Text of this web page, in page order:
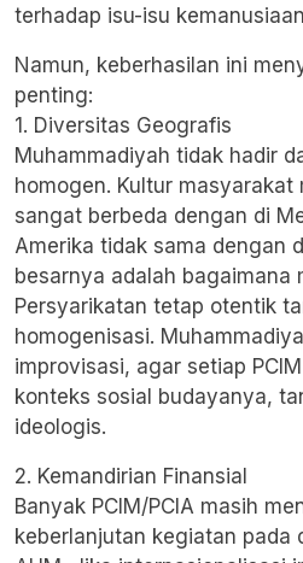
terhadap isu-isu
Namun, keberhasilan ini
penting:
1. Diversitas Geografis
Muhammadiyah tidak hadir
homogen. Kultur masyarakat
sangat berbeda dengan di
Amerika tidak sama dengan
besarnya adalah bagaimana
Persyarikatan tetap otentik
homogenisasi.
improvisasi, agar setiap
konteks sosial budayanya,
ideologis.
2. Kemandirian Finansial
Banyak PCIM/PCIA masih
keberlanjutan kegiatan pada